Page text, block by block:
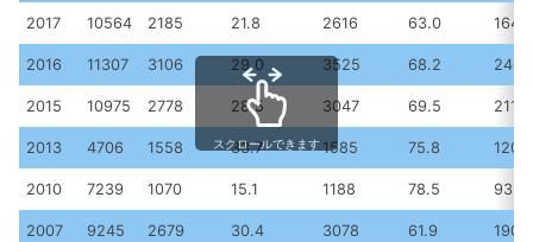
2017 10564 2185 21.8 2616 63.0 1649
2016 11307 3106 29.0 3525 68.2 2404
2015 10975 2778 28.5 3047 69.5 2119
2013 4706 1558 33.7 1585 75.8 1201
2010 7239 1070 15.1 1188 78.5 932
2007 9245 2679 30.4 3078 61.9 1905
スクロールできます